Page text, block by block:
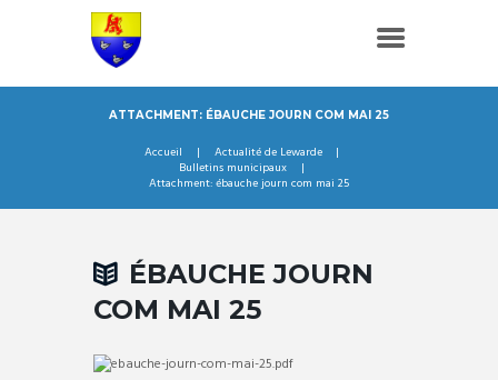
ATTACHMENT: ÉBAUCHE JOURN COM MAI 25
Accueil
Actualité de Lewarde
Bulletins municipaux
Attachment: ébauche journ com mai 25
ÉBAUCHE JOURN
COM MAI 25